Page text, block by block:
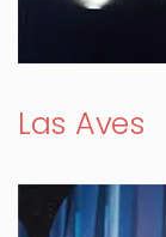
Las Aves